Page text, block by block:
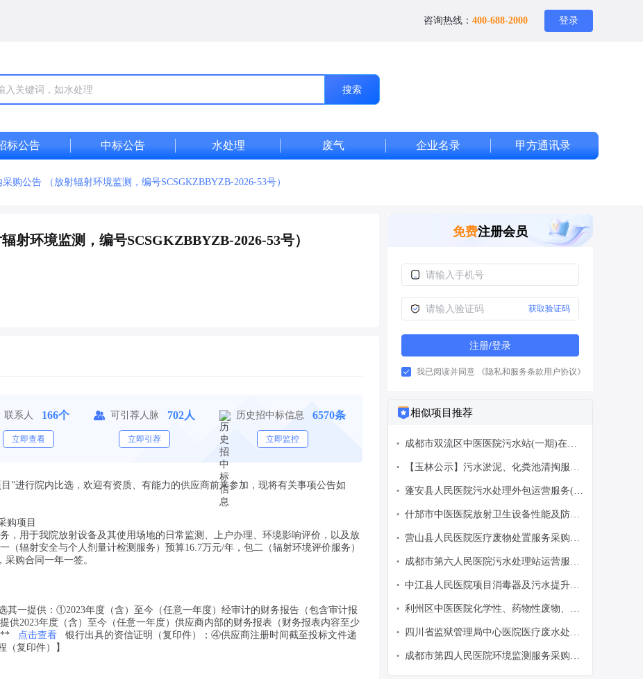
咨询热线： 400-688-2000 登录
搜索
标公告 中标公告 水处理 废气 企业名录 甲方通讯录
购公告 （放射辐射环境监测，编号SCSGKZBBYZB-2026-53号）
射环境监测，编号SCSGKZBBYZB-2026-53号）
联系人 166个
立即查看
可引荐人脉 702人
立即引荐
历史招中标信息 6570条
立即监控
”进行院内比选，欢迎有资质、有能力的供应商前来参加，现将有关事项公告如
购项目
，用于我院放射设备及其使用场地的日常监测、上户办理、环境影响评价，以及放
辐射安全与个人剂量计检测服务）预算16.7万元/年，包二（辐射环境评价服务）
购合同一年一签。
其一提供：①2023年度（含）至今（任意一年度）经审计的财务报告（包含审计报
2023年度（含）至今（任意一年度）供应商内部的财务报表（财务报表内容至少
点击查看
银行出具的资信证明（复印件）；④供应商注册时间截至投标文件递
（复印件）】
免费注册会员
获取验证码
注册/登录
我已阅读并同意 《隐私和服务条款用户协议》
相似项目推荐
•
成都市双流区中医医院污水站(一期)在线
•
【玉林公示】污水淤泥、化粪池清掏服务
• 蓬安县人民医院污水处理外包运营服务(二
• 什邡市中医医院放射卫生设备性能及防护
• 营山县人民医院医疗废物处置服务采购项
•
成都市第六人民医院污水处理站运营服务
• 中江县人民医院项目消毒器及污水提升设
• 利州区中医医院化学性、药物性废物、废
•
四川省监狱管理局中心医院医疗废水处理
采购公告
•
成都市第四人民医院环境监测服务采购项